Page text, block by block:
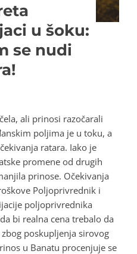
u šoku:
se nudi
ali prinosi razočarali
poljima je u toku, a
ratara. Iako je
promene od drugih
prinose. Očekivanja
Poljoprivrednik i
poljoprivrednika
bi realna cena trebalo da
poskupljenja sirovog
u Banatu procenjuje se